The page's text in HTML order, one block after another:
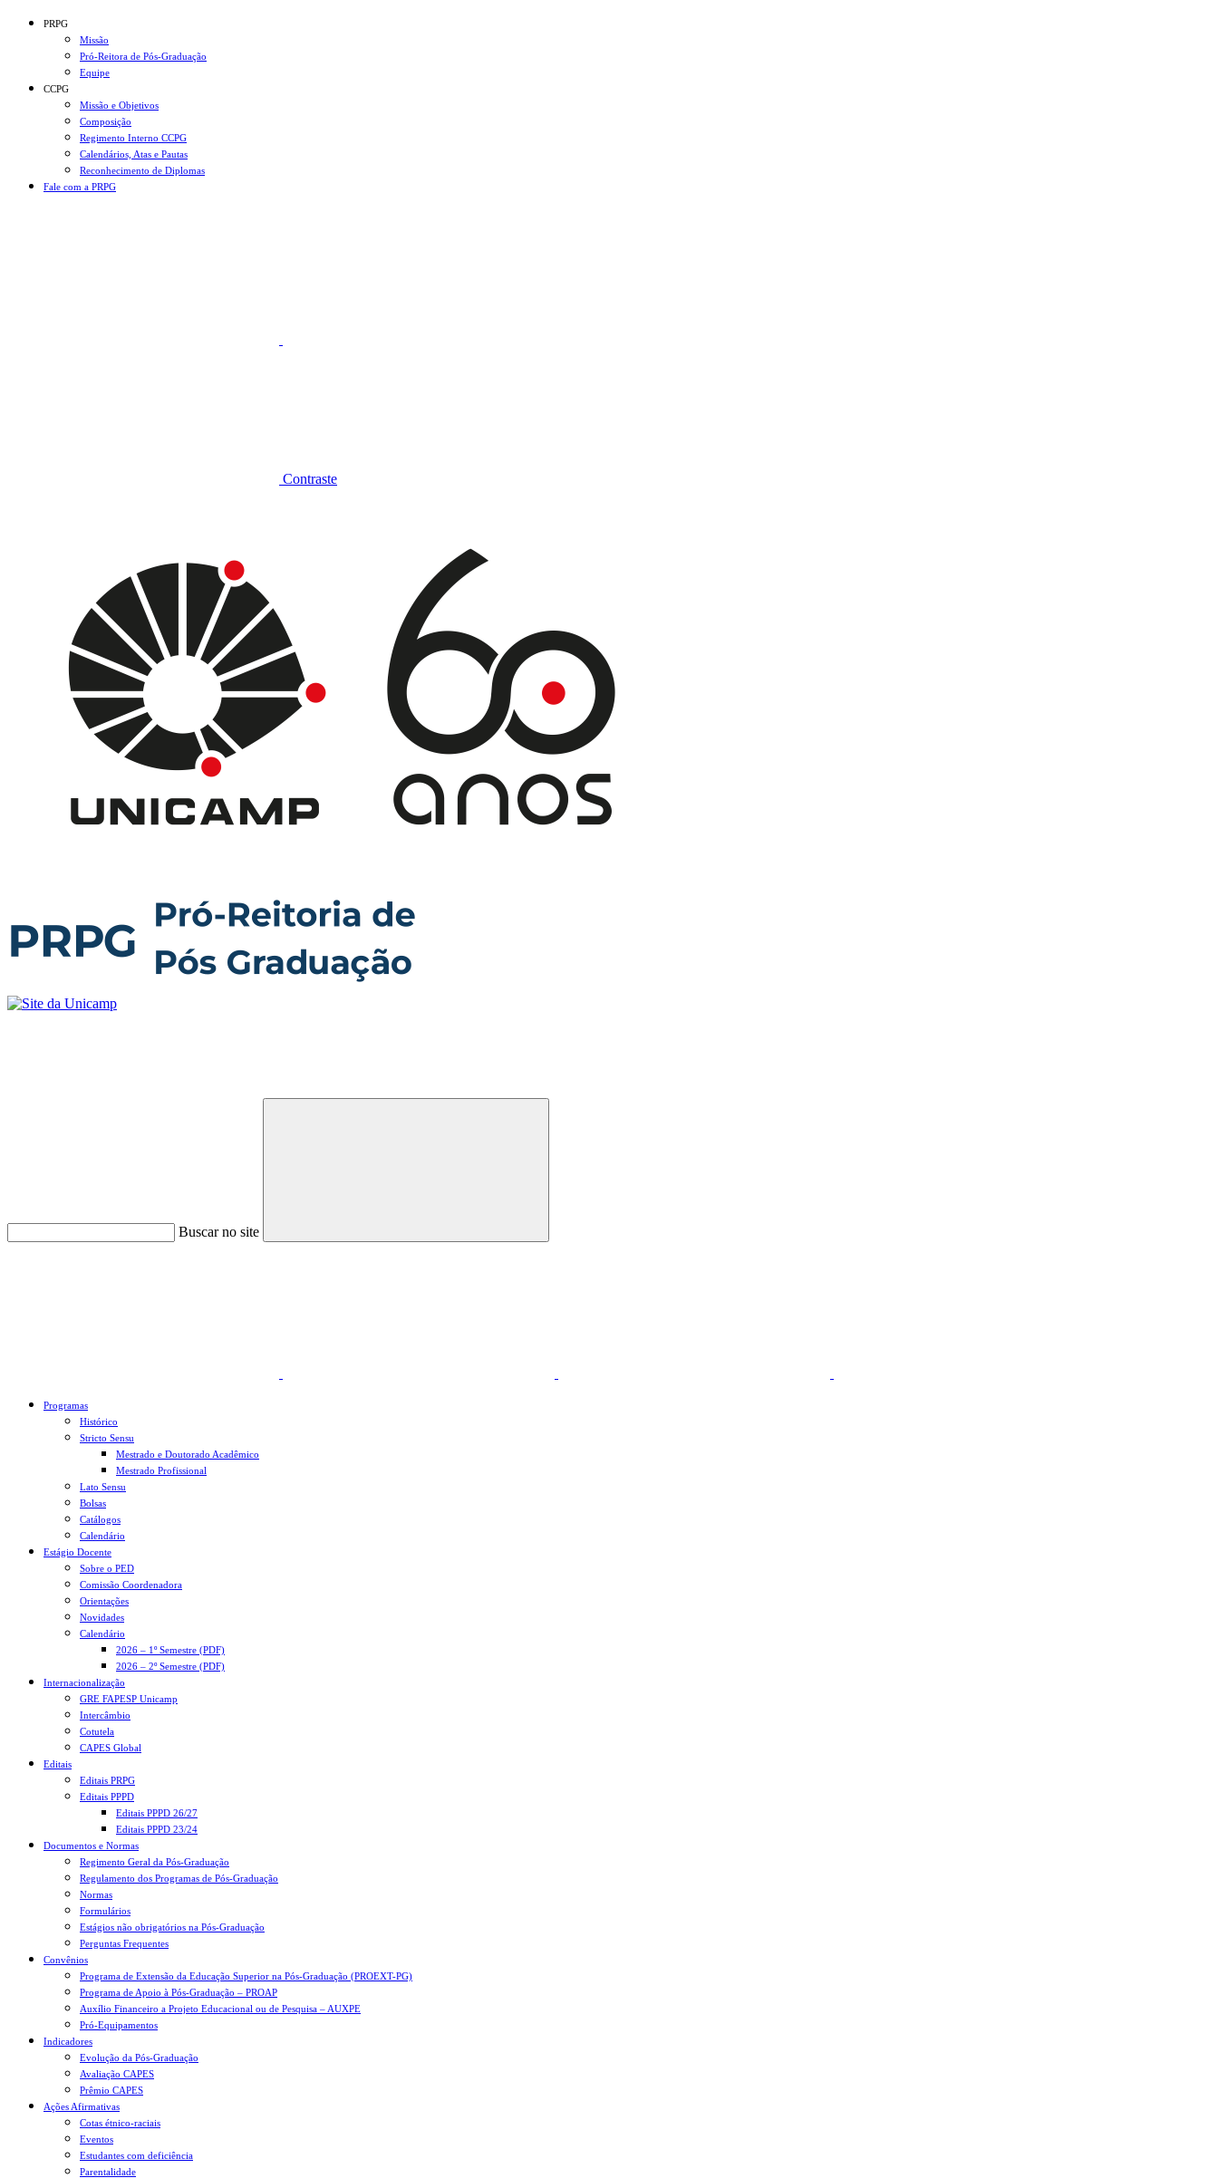
Conteúdo principal
PRPG
Missão
Pró-Reitora de Pós-Graduação
Equipe
CCPG
Missão e Objetivos
Composição
Regimento Interno CCPG
Calendários, Atas e Pautas
Reconhecimento de Diplomas
Fale com a PRPG
Contraste
Buscar no site
Buscar
Programas
Histórico
Stricto Sensu
Mestrado e Doutorado Acadêmico
Mestrado Profissional
Lato Sensu
Bolsas
Catálogos
Calendário
Estágio Docente
Sobre o PED
Comissão Coordenadora
Orientações
Novidades
Calendário
2026 – 1º Semestre (PDF)
2026 – 2º Semestre (PDF)
Internacionalização
GRE FAPESP Unicamp
Intercâmbio
Cotutela
CAPES Global
Editais
Editais PRPG
Editais PPPD
Editais PPPD 26/27
Editais PPPD 23/24
Documentos e Normas
Regimento Geral da Pós-Graduação
Regulamento dos Programas de Pós-Graduação
Normas
Formulários
Estágios não obrigatórios na Pós-Graduação
Perguntas Frequentes
Convênios
Programa de Extensão da Educação Superior na Pós-Graduação (PROEXT-PG)
Programa de Apoio à Pós-Graduação – PROAP
Auxílio Financeiro a Projeto Educacional ou de Pesquisa – AUXPE
Pró-Equipamentos
Indicadores
Evolução da Pós-Graduação
Avaliação CAPES
Prêmio CAPES
Ações Afirmativas
Cotas étnico-raciais
Eventos
Estudantes com deficiência
Parentalidade